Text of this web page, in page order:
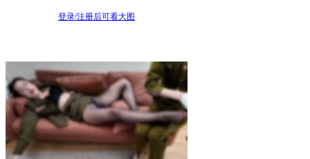
登录/注册后可看大图